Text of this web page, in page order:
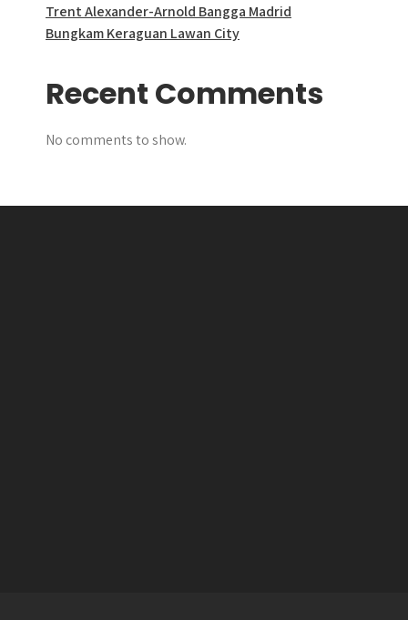
Trent Alexander-Arnold Bangga Madrid
Bungkam Keraguan Lawan City
Recent Comments
No comments to show.